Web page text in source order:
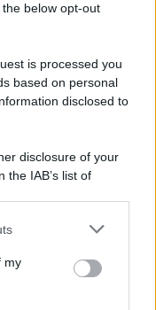
below opt-out
is processed you
based on personal
disclosed to
disclosure of your
the IAB’s list of
by us to third parties
or more Google
my
Policy Note legali